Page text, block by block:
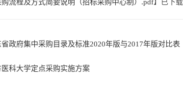
流程及方式简要说明（招标采购中心制）.pdf】已下载
省政府集中采购目录及标准2020年版与2017年版对比表
医科大学定点采购实施方案